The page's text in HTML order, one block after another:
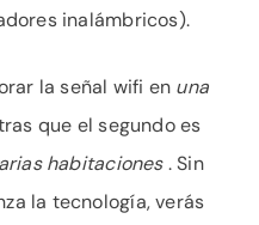
inalámbricos).
la señal wifi en una
que el segundo es
habitaciones. Sin
la tecnología, verás